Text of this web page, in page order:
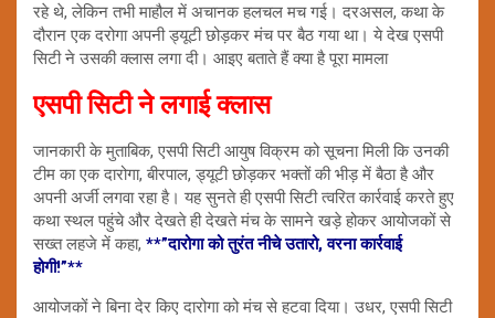
रहे थे, लेकिन तभी माहौल में अचानक हलचल मच गई। दरअसल, कथा के
दौरान एक दरोगा अपनी ड्यूटी छोड़कर मंच पर बैठ गया था। ये देख एसपी
सिटी ने उसकी क्लास लगा दी। आइए बताते हैं क्या है पूरा मामला
एसपी सिटी ने लगाई क्लास
जानकारी के मुताबिक, एसपी सिटी आयुष विक्रम को सूचना मिली कि उनकी
टीम का एक दारोगा, बीरपाल, ड्यूटी छोड़कर भक्तों की भीड़ में बैठा है और
अपनी अर्जी लगवा रहा है। यह सुनते ही एसपी सिटी त्वरित कार्रवाई करते हुए
कथा स्थल पहुंचे और देखते ही देखते मंच के सामने खड़े होकर आयोजकों से
सख्त लहजे में कहा, **”दारोगा को तुरंत नीचे उतारो, वरना कार्रवाई
होगी!”**
आयोजकों ने बिना देर किए दारोगा को मंच से हटवा दिया। उधर, एसपी सिटी